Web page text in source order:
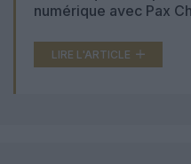
numérique avec Pax
LIRE L'ARTICLE